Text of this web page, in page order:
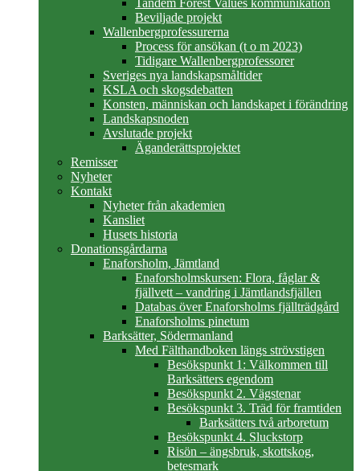
Tandem Forest Values kommunikation
Beviljade projekt
Wallenbergprofessurerna
Process för ansökan (t o m 2023)
Tidigare Wallenbergprofessorer
Sveriges nya landskapsmåltider
KSLA och skogsdebatten
Konsten, människan och landskapet i förändring
Landskapsnoden
Avslutade projekt
Äganderättsprojektet
Remisser
Nyheter
Kontakt
Nyheter från akademien
Kansliet
Husets historia
Donationsgårdarna
Enaforsholm, Jämtland
Enaforsholmskursen: Flora, fåglar &
fjällvett – vandring i Jämtlandsfjällen
Databas över Enaforsholms fjällträdgård
Enaforsholms pinetum
Barksätter, Södermanland
Med Fälthandboken längs strövstigen
Besökspunkt 1: Välkommen till
Barksätters egendom
Besökspunkt 2. Vägstenar
Besökspunkt 3. Träd för framtiden
Barksätters två arboretum
Besökspunkt 4. Sluckstorp
Risön – ängsbruk, skottskog,
betesmark